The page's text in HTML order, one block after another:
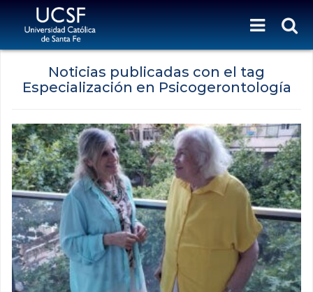
Noticias publicadas con el tag
Especialización en Psicogerontología